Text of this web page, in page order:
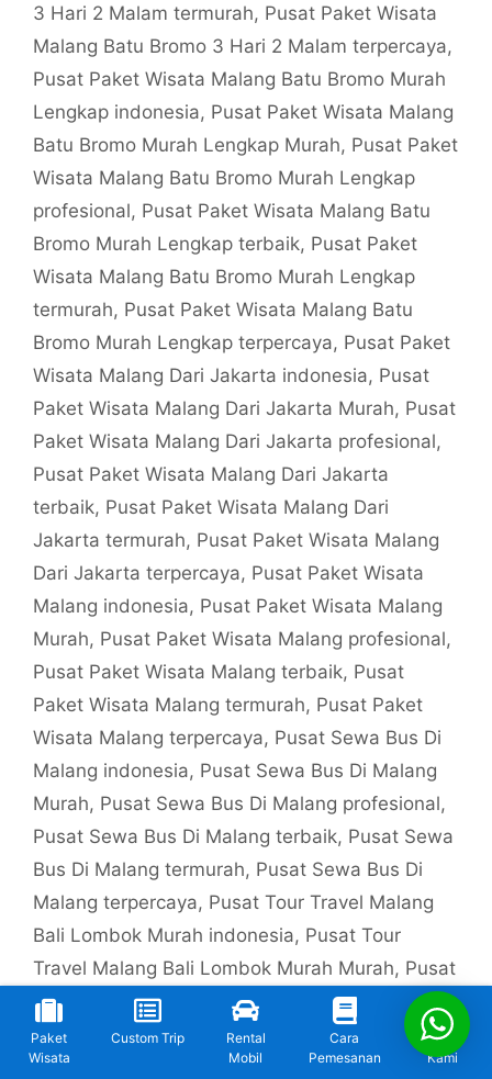
3 Hari 2 Malam termurah, Pusat Paket Wisata
Malang Batu Bromo 3 Hari 2 Malam terpercaya,
Pusat Paket Wisata Malang Batu Bromo Murah
Lengkap indonesia, Pusat Paket Wisata Malang
Batu Bromo Murah Lengkap Murah, Pusat Paket
Wisata Malang Batu Bromo Murah Lengkap
profesional, Pusat Paket Wisata Malang Batu
Bromo Murah Lengkap terbaik, Pusat Paket
Wisata Malang Batu Bromo Murah Lengkap
termurah, Pusat Paket Wisata Malang Batu
Bromo Murah Lengkap terpercaya, Pusat Paket
Wisata Malang Dari Jakarta indonesia, Pusat
Paket Wisata Malang Dari Jakarta Murah, Pusat
Paket Wisata Malang Dari Jakarta profesional,
Pusat Paket Wisata Malang Dari Jakarta
terbaik, Pusat Paket Wisata Malang Dari
Jakarta termurah, Pusat Paket Wisata Malang
Dari Jakarta terpercaya, Pusat Paket Wisata
Malang indonesia, Pusat Paket Wisata Malang
Murah, Pusat Paket Wisata Malang profesional,
Pusat Paket Wisata Malang terbaik, Pusat
Paket Wisata Malang termurah, Pusat Paket
Wisata Malang terpercaya, Pusat Sewa Bus Di
Malang indonesia, Pusat Sewa Bus Di Malang
Murah, Pusat Sewa Bus Di Malang profesional,
Pusat Sewa Bus Di Malang terbaik, Pusat Sewa
Bus Di Malang termurah, Pusat Sewa Bus Di
Malang terpercaya, Pusat Tour Travel Malang
Bali Lombok Murah indonesia, Pusat Tour
Travel Malang Bali Lombok Murah Murah, Pusat
Tour Travel Malang Bali Lombok Murah
profesional,Pusat Tour Travel Malang Bali
Lombok Murah terbaik,Pusat Tour Travel
Paket
Wisata
Custom Trip
Rental
Mobil
Cara
Pemesanan
Kontak
Kami